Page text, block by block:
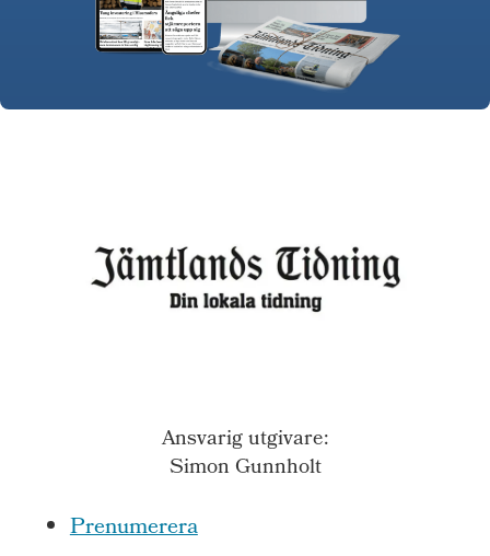
Ansvarig utgivare:
Simon Gunnholt
Prenumerera